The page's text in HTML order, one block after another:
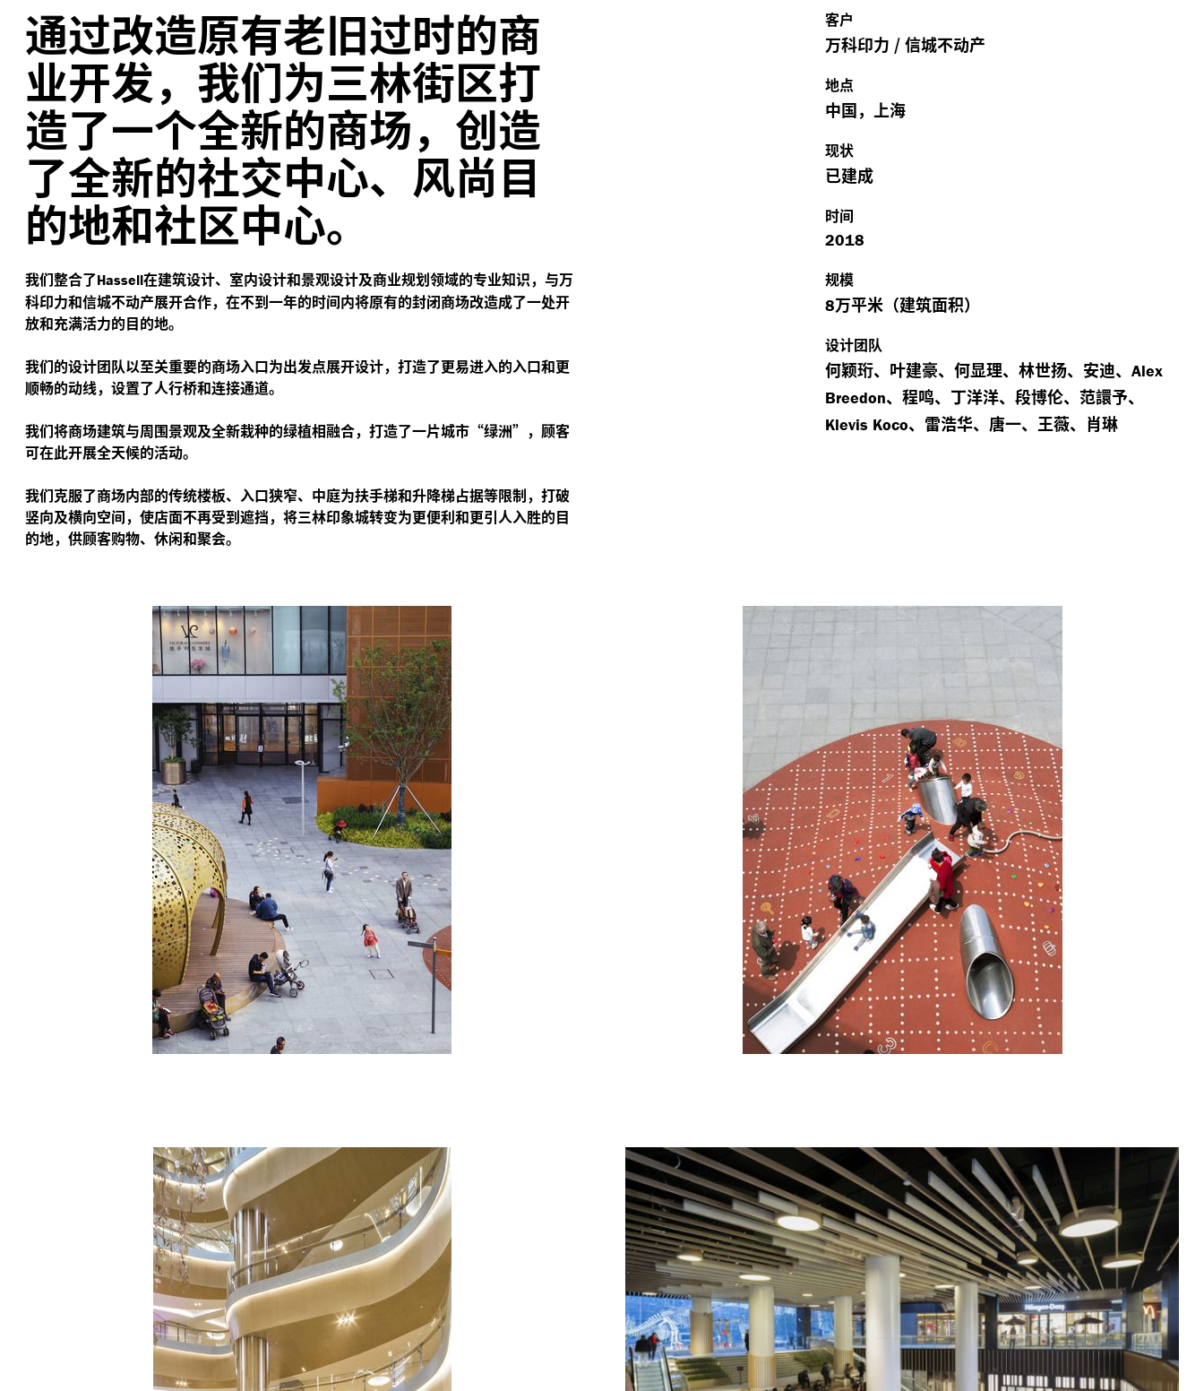
通过改造原有老旧过时的商
业开发，我们为三林街区打
造了一个全新的商场，创造
了全新的社交中心、风尚目
的地和社区中心。
我们整合了Hassell在建筑设计、室内设计和景观设计及商业规划领域的专业知识，与万
科印力和信城不动产展开合作，在不到一年的时间内将原有的封闭商场改造成了一处开
放和充满活力的目的地。
我们的设计团队以至关重要的商场入口为出发点展开设计，打造了更易进入的入口和更
顺畅的动线，设置了人行桥和连接通道。
我们将商场建筑与周围景观及全新栽种的绿植相融合，打造了一片城市“绿洲”，顾客
可在此开展全天候的活动。
我们克服了商场内部的传统楼板、入口狭窄、中庭为扶手梯和升降梯占据等限制，打破
竖向及横向空间，使店面不再受到遮挡，将三林印象城转变为更便利和更引人入胜的目
的地，供顾客购物、休闲和聚会。
客户
万科印力 / 信城不动产
地点
中国，上海
现状
已建成
时间
2018
规模
8万平米（建筑面积）
设计团队
何颖珩、叶建豪、何显理、林世扬、安迪、Alex
Breedon、程鸣、丁洋洋、段博伦、范譞予、
Klevis Koco、雷浩华、唐一、王薇、肖琳